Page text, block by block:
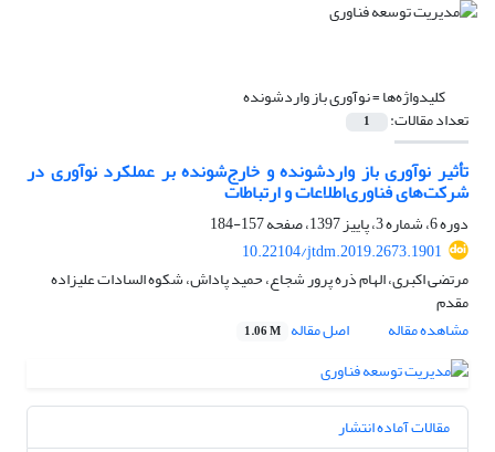
کلیدواژه‌ها =نوآوری باز واردشونده
تعداد مقالات: 1
تأثیر نوآوری باز واردشونده و خارج‌شونده بر عملکرد نوآوری در
شرکت‌های فناوری‌اطلاعات و ارتباطات
دوره 6، شماره 3، پاییز 1397، صفحه
157-184
10.22104/jtdm.2019.2673.1901
مرتضی اکبری، الهام ذره پرور شجاع، حمید پاداش، شکوه السادات علیزاده
مقدم
مشاهده مقاله
اصل مقاله 1.06 M
مقالات آماده انتشار